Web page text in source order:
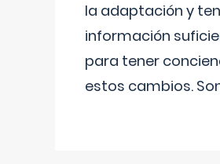
la adaptación y
información
para tener
estos cambios.